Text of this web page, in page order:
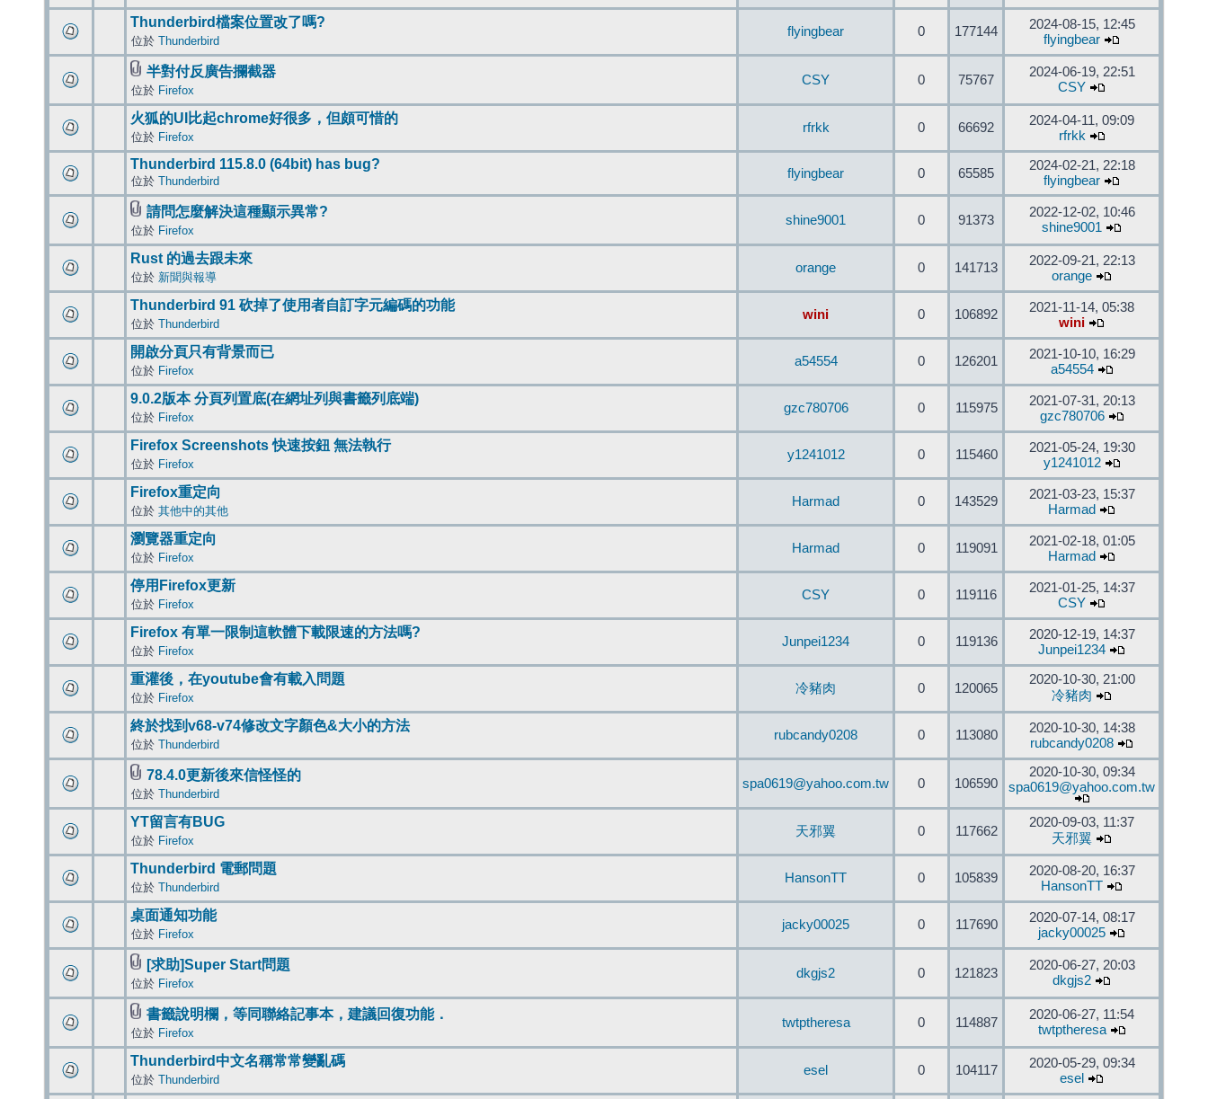
Thunderbird檔案位置改了嗎?
位於 Thunderbird
flyingbear 0 177144
2024-08-15, 12:45
flyingbear
半對付反廣告攔截器
位於 Firefox
CSY 0 75767
2024-06-19, 22:51
CSY
火狐的UI比起chrome好很多，但頗可惜的
位於 Firefox
rfrkk 0 66692
2024-04-11, 09:09
rfrkk
Thunderbird 115.8.0 (64bit) has bug?
位於 Thunderbird
flyingbear 0 65585
2024-02-21, 22:18
flyingbear
請問怎麼解決這種顯示異常?
位於 Firefox
shine9001 0 91373
2022-12-02, 10:46
shine9001
Rust 的過去跟未來
位於 新聞與報導
orange 0 141713
2022-09-21, 22:13
orange
Thunderbird 91 砍掉了使用者自訂字元編碼的功能
位於 Thunderbird
wini 0 106892
2021-11-14, 05:38
wini
開啟分頁只有背景而已
位於 Firefox
a54554 0 126201
2021-10-10, 16:29
a54554
9.0.2版本 分頁列置底(在網址列與書籤列底端)
位於 Firefox
gzc780706 0 115975
2021-07-31, 20:13
gzc780706
Firefox Screenshots 快速按鈕 無法執行
位於 Firefox
y1241012 0 115460
2021-05-24, 19:30
y1241012
Firefox重定向
位於 其他中的其他
Harmad 0 143529
2021-03-23, 15:37
Harmad
瀏覽器重定向
位於 Firefox
Harmad 0 119091
2021-02-18, 01:05
Harmad
停用Firefox更新
位於 Firefox
CSY 0 119116
2021-01-25, 14:37
CSY
Firefox 有單一限制這軟體下載限速的方法嗎?
位於 Firefox
Junpei1234 0 119136
2020-12-19, 14:37
Junpei1234
重灌後，在youtube會有載入問題
位於 Firefox
冷豬肉 0 120065
2020-10-30, 21:00
冷豬肉
終於找到v68-v74修改文字顏色&大小的方法
位於 Thunderbird
rubcandy0208 0 113080
2020-10-30, 14:38
rubcandy0208
78.4.0更新後來信怪怪的
位於 Thunderbird
spa0619@yahoo.com.tw 0 106590
2020-10-30, 09:34
spa0619@yahoo.com.tw
YT留言有BUG
位於 Firefox
天邪翼 0 117662
2020-09-03, 11:37
天邪翼
Thunderbird 電郵問題
位於 Thunderbird
HansonTT 0 105839
2020-08-20, 16:37
HansonTT
桌面通知功能
位於 Firefox
jacky00025 0 117690
2020-07-14, 08:17
jacky00025
[求助]Super Start問題
位於 Firefox
dkgjs2 0 121823
2020-06-27, 20:03
dkgjs2
書籤說明欄，等同聯絡記事本，建議回復功能．
位於 Firefox
twtptheresa 0 114887
2020-06-27, 11:54
twtptheresa
Thunderbird中文名稱常常變亂碼
位於 Thunderbird
esel 0 104117
2020-05-29, 09:34
esel